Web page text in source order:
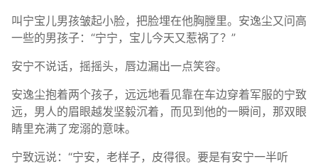
叫宁宝儿男孩皱起小脸，把脸埋在他胸膛里。安逸尘又问高
一些的男孩子：“宁宁，宝儿今天又惹祸了？”
安宁不说话，摇摇头，唇边漏出一点笑容。
安逸尘抱着两个孩子，远远地看见靠在车边穿着军服的宁致
远，男人的眉眼越发坚毅沉着，而见到他的一瞬间，那双眼
睛里充满了宠溺的意味。
宁致远说：“宁安，老样子，皮得很。要是有安宁一半听